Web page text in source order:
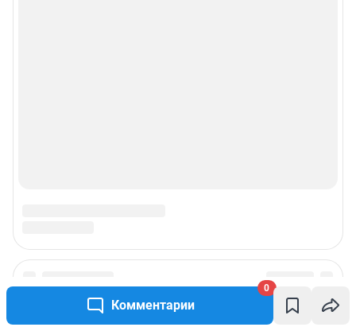
Комментарии
0